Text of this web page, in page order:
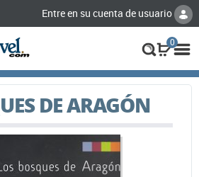
Entre en su cuenta de usuario
0
DE ARAGÓN